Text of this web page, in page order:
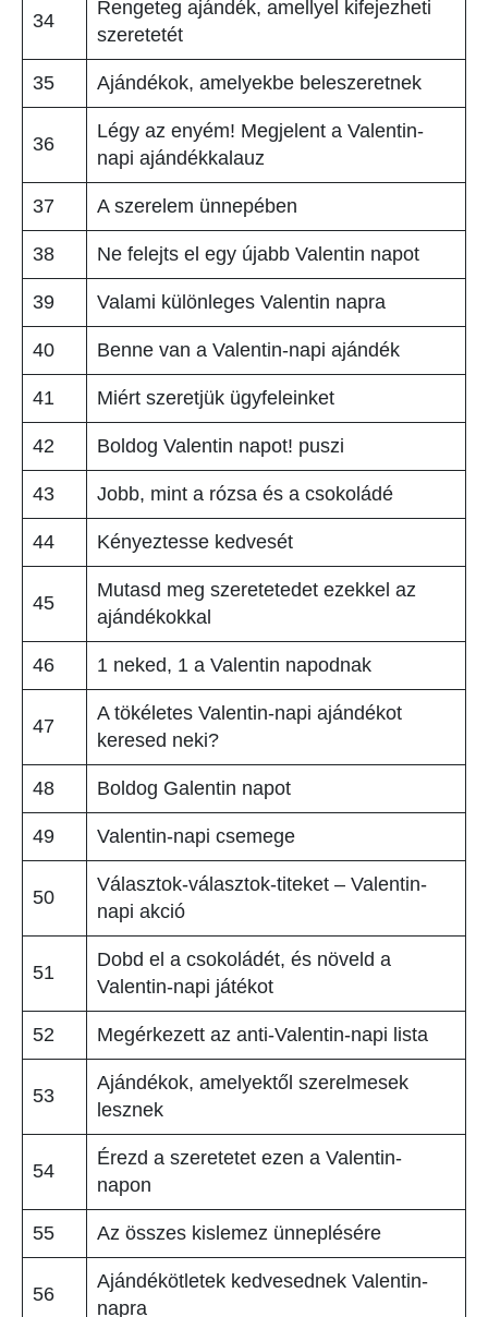
34
Rengeteg ajándék, amellyel kifejezheti
szeretetét
35 Ajándékok, amelyekbe beleszeretnek
36
Légy az enyém! Megjelent a Valentin-
napi ajándékkalauz
37 A szerelem ünnepében
38 Ne felejts el egy újabb Valentin napot
39 Valami különleges Valentin napra
40 Benne van a Valentin-napi ajándék
41 Miért szeretjük ügyfeleinket
42 Boldog Valentin napot! puszi
43 Jobb, mint a rózsa és a csokoládé
44 Kényeztesse kedvesét
45
Mutasd meg szeretetedet ezekkel az
ajándékokkal
46 1 neked, 1 a Valentin napodnak
47
A tökéletes Valentin-napi ajándékot
keresed neki?
48 Boldog Galentin napot
49 Valentin-napi csemege
50
Választok-választok-titeket – Valentin-
napi akció
51
Dobd el a csokoládét, és növeld a
Valentin-napi játékot
52 Megérkezett az anti-Valentin-napi lista
53
Ajándékok, amelyektől szerelmesek
lesznek
54
Érezd a szeretetet ezen a Valentin-
napon
55 Az összes kislemez ünneplésére
56
Ajándékötletek kedvesednek Valentin-
napra